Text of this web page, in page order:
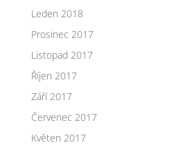
Leden 2018
Prosinec 2017
Listopad 2017
Říjen 2017
Září 2017
Červenec 2017
Květen 2017